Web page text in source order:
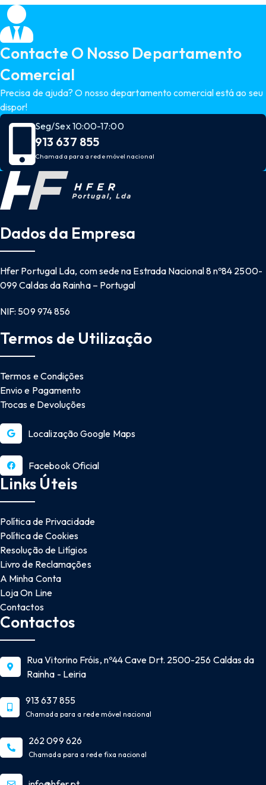
Contacte O Nosso Departamento
Comercial
Precisa de ajuda? O nosso departamento comercial está ao seu
dispor!
Seg/Sex 10:00-17:00
913 637 855
Chamada para a rede móvel nacional
Dados da Empresa
Hfer Portugal Lda, com sede na Estrada Nacional 8 nº84 2500-
099 Caldas da Rainha – Portugal
NIF: 509 974 856
Termos de Utilização
Termos e Condições
Envio e Pagamento
Trocas e Devoluções
Localização Google Maps
Facebook Oficial
Links Úteis
Política de Privacidade
Política de Cookies
Resolução de Litígios
Livro de Reclamações
A Minha Conta
Loja On Line
Contactos
Contactos
Rua Vitorino Fróis, nº44 Cave Drt. 2500-256 Caldas da
Rainha - Leiria
913 637 855
Chamada para a rede móvel nacional
262 099 626
Chamada para a rede fixa nacional